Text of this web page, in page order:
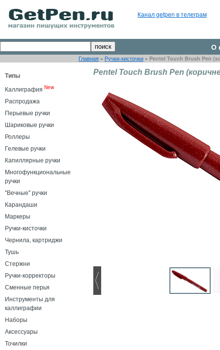
Канал getpen в телеграм
О
Главная » Ручки-кисточки » Pentel Touch Brush Pen
Типы
Каллиграфия New
Распродажа
Перьевые ручки
Шариковые ручки
Роллеры
Гелевые ручки
Капиллярные ручки
Многофункциональные
ручки
"Вечные" ручки
Карандаши
Маркеры
Ручки-кисточки
Чернила, картриджи
Тушь
Стержни
Ручки-корректоры
Сменные перья
Инструменты для
каллиграфии
Наборы
Аксессуары
Точилки
Pentel Touch Brush Pen